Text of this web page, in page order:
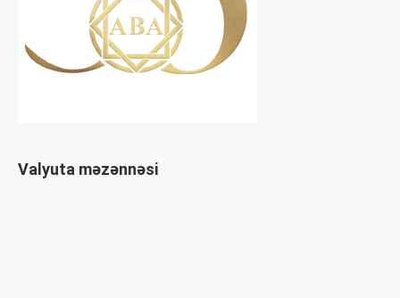
Valyuta məzənnəsi